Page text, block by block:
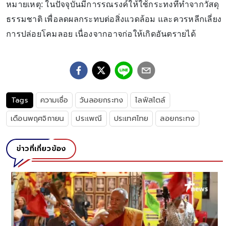
หมายเหตุ: ในปัจจุบันมีการรณรงค์ให้ใช้กระทงที่ทำจากวัสดุ
ธรรมชาติ เพื่อลดผลกระทบต่อสิ่งแวดล้อม และควรหลีกเลี่ยง
การปล่อยโคมลอย เนื่องจากอาจก่อให้เกิดอันตรายได้
Tags ความเชื่อ วันลอยกระทง
ไลฟ์สไตล์
เดือนพฤศจิกายน
ประเพณี ประเทศไทย ลอยกระทง
ข่าวที่เกี่ยวข้อง